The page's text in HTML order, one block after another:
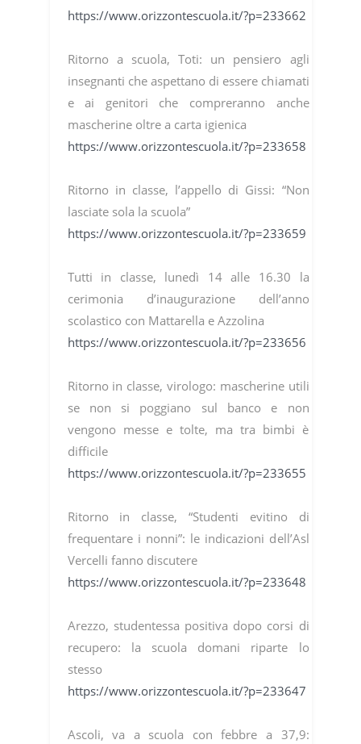
https://www.orizzontescuola.it/?p=233662
Ritorno a scuola, Toti: un pensiero agli
insegnanti che aspettano di essere chiamati
e ai genitori che compreranno anche
mascherine oltre a carta igienica
https://www.orizzontescuola.it/?p=233658
Ritorno in classe, l’appello di Gissi: “Non
lasciate sola la scuola”
https://www.orizzontescuola.it/?p=233659
Tutti in classe, lunedì 14 alle 16.30 la
cerimonia d’inaugurazione dell’anno
scolastico con Mattarella e Azzolina
https://www.orizzontescuola.it/?p=233656
Ritorno in classe, virologo: mascherine utili
se non si poggiano sul banco e non
vengono messe e tolte, ma tra bimbi è
difficile
https://www.orizzontescuola.it/?p=233655
Ritorno in classe, “Studenti evitino di
frequentare i nonni”: le indicazioni dell’Asl
Vercelli fanno discutere
https://www.orizzontescuola.it/?p=233648
Arezzo, studentessa positiva dopo corsi di
recupero: la scuola domani riparte lo
stesso
https://www.orizzontescuola.it/?p=233647
Ascoli, va a scuola con febbre a 37,9: